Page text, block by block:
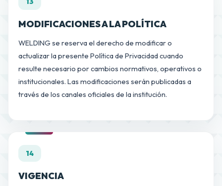
MODIFICACIONES A LA POLÍTICA
WELDING se reserva el derecho de modificar o
actualizar la presente Política de Privacidad cuando
resulte necesario por cambios normativos, operativos o
institucionales. Las modificaciones serán publicadas a
través de los canales oficiales de la institución.
14
VIGENCIA